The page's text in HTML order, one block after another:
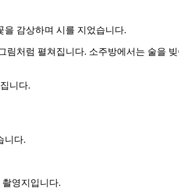
감상하며 시를 지었습니다.
처럼 펼쳐집니다. 소주방에서는 술을
니다.
니다.
영지입니다.